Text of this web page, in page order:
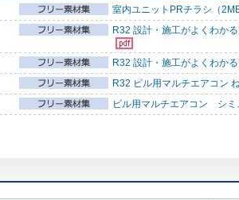
室内ユニットPRチラシ（
R32 設計・施工がよくわか
R32 設計・施工がよくわか
R32 ビル用マルチエアコン
ビル用マルチエアコン シミ